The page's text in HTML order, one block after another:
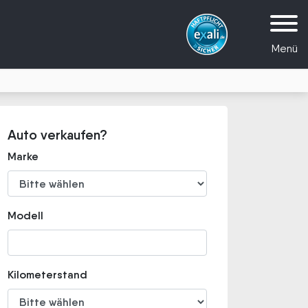
Menü
Auto verkaufen?
Marke
Modell
Kilometerstand